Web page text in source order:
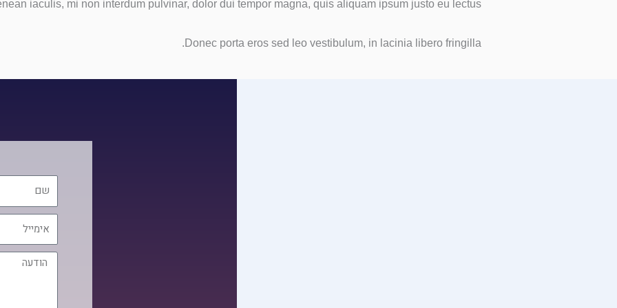
iaculis, mi non interdum pulvinar, dolor dui tempor magna, quis aliquam ipsum justo eu lectus.
Donec porta eros sed leo vestibulum, in lacinia libero fringilla.
הודעה